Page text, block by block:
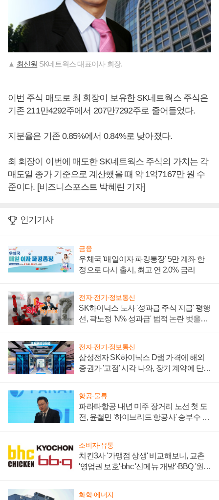
▲ 최신원 SK네트웍스 대표이사 회장.
이번 주식 매도로 최 회장이 보유한 SK네트웍스 주식은
기존 211만4292주에서 207만7292주로 줄어들었다.
지분율은 기존 0.85%에서 0.84%로 낮아졌다.
최 회장이 이번에 매도한 SK네트웍스 주식의 가치는 각
매도일 종가 기준으로 계산했을 때 약 1억7167만 원 수
준이다. [비즈니스포스트 박혜린 기자]
인기기사
금융
우체국 '매일이자 파킹통장' 5만 계좌 한
정으로 다시 출시, 최고 연 2.0% 금리
전자·전기·정보통신
SK하이닉스 노사 '성과급 주식 지급' 평행
선, 곽노정 'N% 성과급' 법적 논란 벗을지
전자·전기·정보통신
삼성전자 SK하이닉스 D램 가격에 해외
증권가 '고점' 시각 나와, 장기 계약에 단점
항공·물류
파라타항공 내년 미주 장거리 노선 첫 도
전, 윤철민 '하이브리드 항공사' 승부수 통
소비자·유통
치킨3사 '가맹점 상생' 비교해보니, 교촌
'영업권 보호'·bhc '신메뉴 개발'·BBQ '원가
화학·에너지